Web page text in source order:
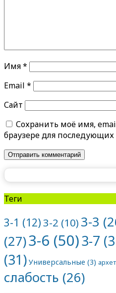
Имя*
Email *
Сайт
Сохранить моё имя,
браузере для
Теги
3-1 (12)3-2 (10) 3-3
(27)3-6 (50)3-7
(31) Универсальные (3)
слабость (26)